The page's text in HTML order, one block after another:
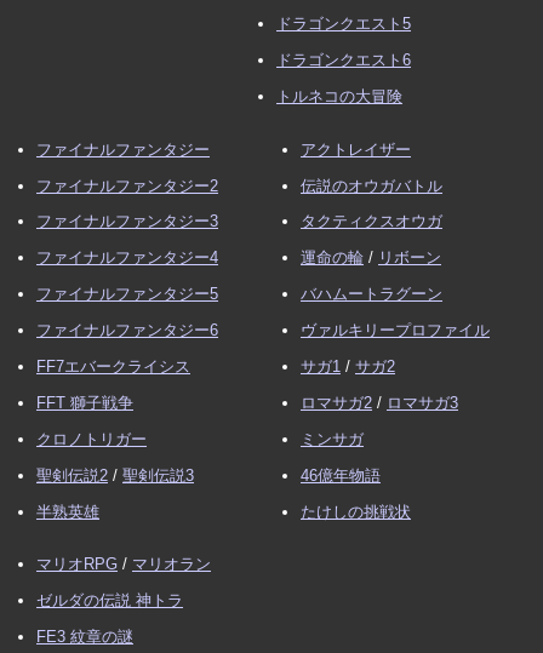
ドラゴンクエスト5
ドラゴンクエスト6
トルネコの大冒険
ファイナルファンタジー
ファイナルファンタジー2
ファイナルファンタジー3
ファイナルファンタジー4
ファイナルファンタジー5
ファイナルファンタジー6
FF7エバークライシス
FFT 獅子戦争
クロノトリガー
聖剣伝説2 / 聖剣伝説3
半熟英雄
アクトレイザー
伝説のオウガバトル
タクティクスオウガ
運命の輪 / リボーン
バハムートラグーン
ヴァルキリープロファイル
サガ1 / サガ2
ロマサガ2 / ロマサガ3
ミンサガ
46億年物語
たけしの挑戦状
マリオRPG / マリオラン
ゼルダの伝説 神トラ
FE3 紋章の謎